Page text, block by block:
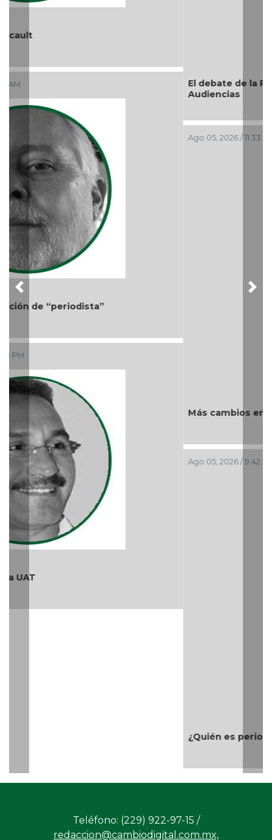
El debate de la Protección de los Derechos de las
Audiencias
Ago 05, 2026 / 11:33 AM
Más cambios en el gobierno de AVA
Ago 05, 2026 / 9:42 AM
¿Quién es periodista?
Previous